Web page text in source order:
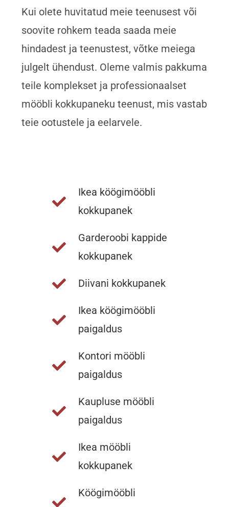
Kui olete huvitatud meie teenusest või
soovite rohkem teada saada meie
hindadest ja teenustest, võtke meiega
julgelt ühendust. Oleme valmis pakkuma
teile komplekset ja professionaalset
mööbli kokkupaneku teenust, mis vastab
teie ootustele ja eelarvele.
Ikea köögimööbli
kokkupanek
Garderoobi kappide
kokkupanek
Diivani kokkupanek
Ikea köögimööbli
paigaldus
Kontori mööbli
paigaldus
Kaupluse mööbli
paigaldus
Ikea mööbli
kokkupanek
Köögimööbli